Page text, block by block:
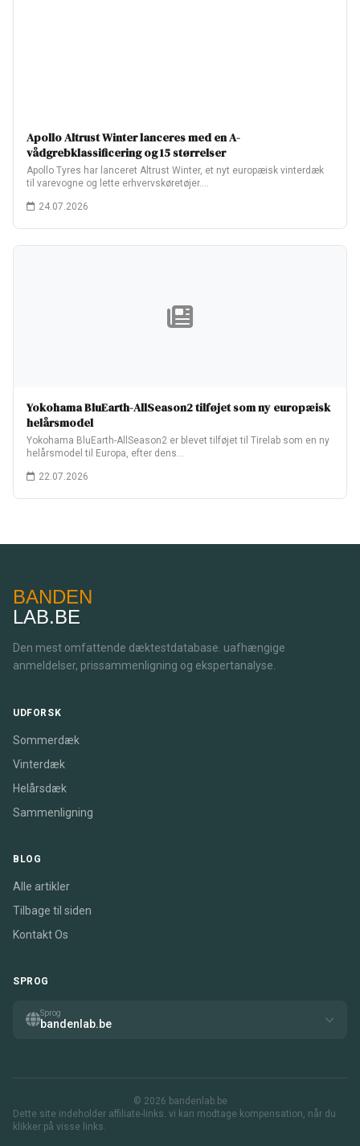
Apollo Altrust Winter lanceres med en A-
vådgrebklassificering og 15 størrelser
Apollo Tyres har lanceret Altrust Winter, et nyt europæisk vinterdæk
til varevogne og lette erhvervskøretøjer.…
24.07.2026
Yokohama BluEarth-AllSeason2 tilføjet som ny europæisk
helårsmodel
Yokohama BluEarth-AllSeason2 er blevet tilføjet til Tirelab som en ny
helårsmodel til Europa, efter dens…
22.07.2026
BANDEN
LAB.BE
Den mest omfattende dæktestdatabase. uafhængige
anmeldelser, prissammenligning og ekspertanalyse.
UDFORSK
Sommerdæk
Vinterdæk
Helårsdæk
Sammenligning
BLOG
Alle artikler
Tilbage til siden
Kontakt Os
SPROG
Sprog
bandenlab.be
© 2026 bandenlab.be
Dette site indeholder affiliate-links. vi kan modtage kompensation, når du
klikker på visse links.